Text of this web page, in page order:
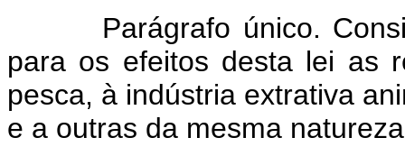
Parágrafo único.
para os efeitos desta lei as
pesca, à indústria extrativa
e a outras da mesma